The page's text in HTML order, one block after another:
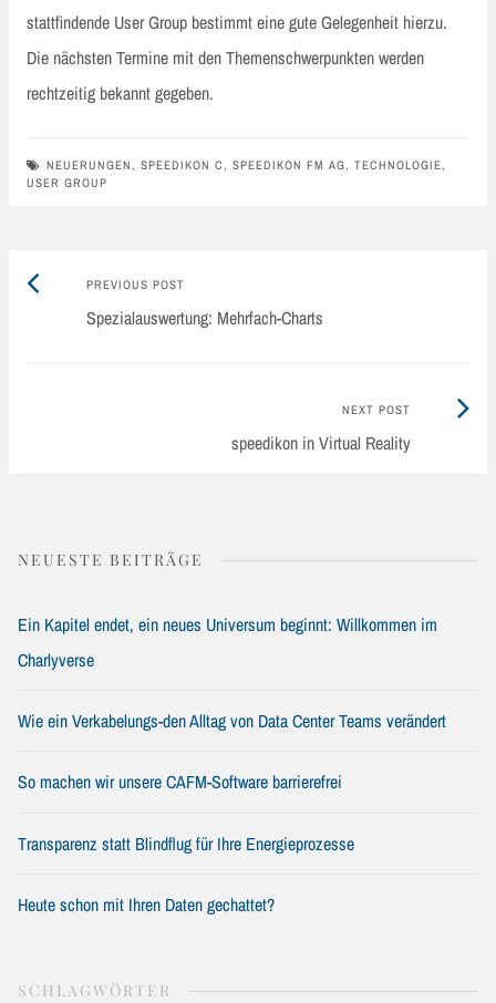
stattfindende User Group bestimmt eine gute Gelegenheit hierzu.
Die nächsten Termine mit den Themenschwerpunkten werden
rechtzeitig bekannt gegeben.
NEUERUNGEN, SPEEDIKON C, SPEEDIKON FM AG, TECHNOLOGIE,
USER GROUP
Post
navigation
PREVIOUS POSTPrevious
post:
Spezialauswertung: Mehrfach-Charts
NEXT POST
speedikon in Virtual Reality
NEUESTE BEITRÄGE
Ein Kapitel endet, ein neues Universum beginnt: Willkommen im
Charlyverse
Wie ein Verkabelungs-den Alltag von Data Center Teams verändert
So machen wir unsere CAFM-Software barrierefrei
Transparenz statt Blindflug für Ihre Energieprozesse
Heute schon mit Ihren Daten gechattet?
SCHLAGWÖRTER